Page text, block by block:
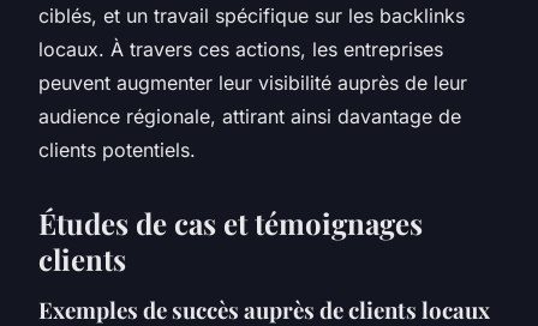
ciblés, et un travail spécifique sur les backlinks
locaux. À travers ces actions, les entreprises
peuvent augmenter leur visibilité auprès de leur
audience régionale, attirant ainsi davantage de
clients potentiels.
Études de cas et témoignages
clients
Exemples de succès auprès de clients locaux